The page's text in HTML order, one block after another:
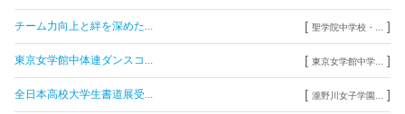
チーム力向上と絆を深めた... [ 聖学院中学校・... ]
東京女学館中体連ダンスコ... [ 東京女学館中学... ]
全日本高校大学生書道展受... [ 瀧野川女子学園... ]